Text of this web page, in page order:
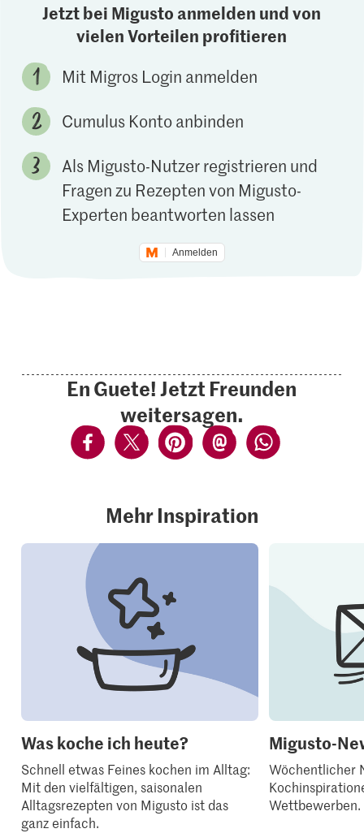
Jetzt bei Migusto anmelden und von
vielen Vorteilen profitieren
Mit Migros Login anmelden
Cumulus Konto anbinden
Als Migusto-Nutzer registrieren und
Fragen zu Rezepten von Migusto-
Experten beantworten lassen
Anmelden
En Guete! Jetzt Freunden
weitersagen.
Mehr Inspiration
Was koche ich heute?
Schnell etwas Feines kochen im Alltag:
Mit den vielfältigen, saisonalen
Alltagsrezepten von Migusto ist das
ganz einfach.
Migusto-
Wöchentlicher
Wettbewerben.